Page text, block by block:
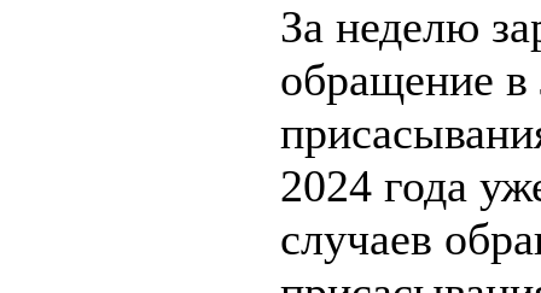
За неделю
обращение
2024 года
случаев